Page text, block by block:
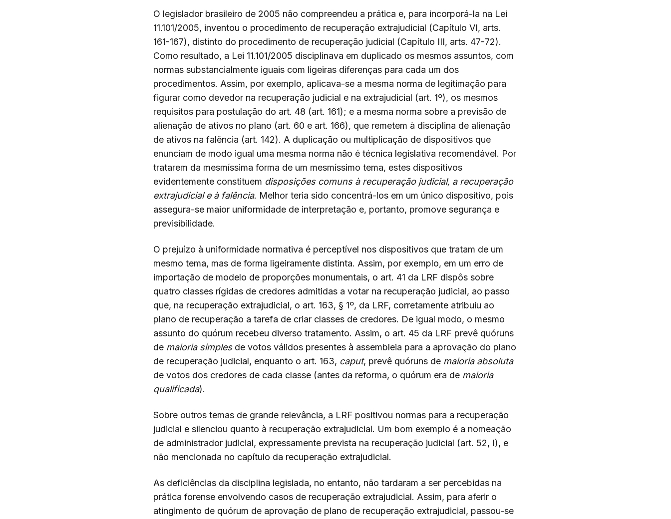
O legislador brasileiro de 2005 não compreendeu a prática e, para incorporá-la na Lei
11.101/2005, inventou o procedimento de recuperação extrajudicial (Capítulo VI, arts.
161-167), distinto do procedimento de recuperação judicial (Capítulo III, arts. 47-72).
Como resultado, a Lei 11.101/2005 disciplinava em duplicado os mesmos assuntos, com
normas substancialmente iguais com ligeiras diferenças para cada um dos
procedimentos. Assim, por exemplo, aplicava-se a mesma norma de legitimação para
figurar como devedor na recuperação judicial e na extrajudicial (art. 1º), os mesmos
requisitos para postulação do art. 48 (art. 161); e a mesma norma sobre a previsão de
alienação de ativos no plano (art. 60 e art. 166), que remetem à disciplina de alienação
de ativos na falência (art. 142). A duplicação ou multiplicação de dispositivos que
enunciam de modo igual uma mesma norma não é técnica legislativa recomendável. Por
tratarem da mesmíssima forma de um mesmíssimo tema, estes dispositivos
evidentemente constituem disposições comuns à recuperação judicial, a recuperação
extrajudicial e à falência. Melhor teria sido concentrá-los em um único dispositivo, pois
assegura-se maior uniformidade de interpretação e, portanto, promove segurança e
previsibilidade.
O prejuízo à uniformidade normativa é perceptível nos dispositivos que tratam de um
mesmo tema, mas de forma ligeiramente distinta. Assim, por exemplo, em um erro de
importação de modelo de proporções monumentais, o art. 41 da LRF dispôs sobre
quatro classes rígidas de credores admitidas a votar na recuperação judicial, ao passo
que, na recuperação extrajudicial, o art. 163, § 1º, da LRF, corretamente atribuiu ao
plano de recuperação a tarefa de criar classes de credores. De igual modo, o mesmo
assunto do quórum recebeu diverso tratamento. Assim, o art. 45 da LRF prevê quóruns
de maioria simples de votos válidos presentes à assembleia para a aprovação do plano
de recuperação judicial, enquanto o art. 163, caput, prevê quóruns de maioria absoluta
de votos dos credores de cada classe (antes da reforma, o quórum era de maioria
qualificada).
Sobre outros temas de grande relevância, a LRF positivou normas para a recuperação
judicial e silenciou quanto à recuperação extrajudicial. Um bom exemplo é a nomeação
de administrador judicial, expressamente prevista na recuperação judicial (art. 52, I), e
não mencionada no capítulo da recuperação extrajudicial.
As deficiências da disciplina legislada, no entanto, não tardaram a ser percebidas na
prática forense envolvendo casos de recuperação extrajudicial. Assim, para aferir o
atingimento de quórum de aprovação de plano de recuperação extrajudicial, passou-se